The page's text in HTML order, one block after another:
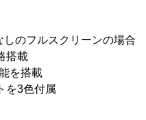
のフルスクリーンの場合
搭載
を搭載
を3色付属